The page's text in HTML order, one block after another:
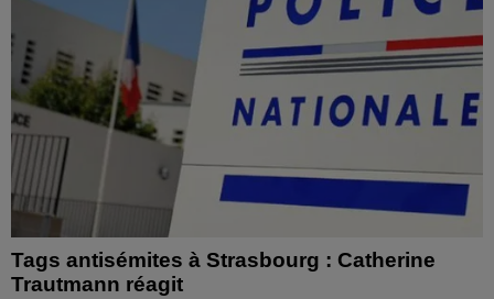
Tags antisémites à Strasbourg : Catherine
Trautmann réagit